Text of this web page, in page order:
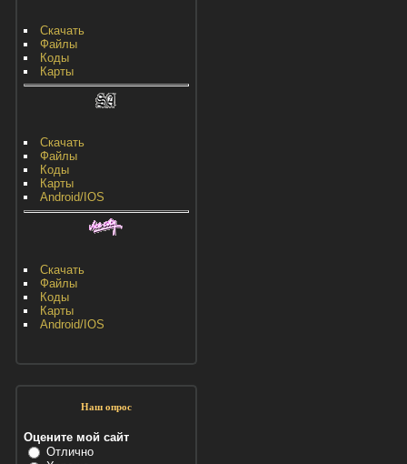
Скачать
Файлы
Коды
Карты
Скачать
Файлы
Коды
Карты
Android/IOS
Скачать
Файлы
Коды
Карты
Android/IOS
Наш опрос
Оцените мой сайт
Отлично